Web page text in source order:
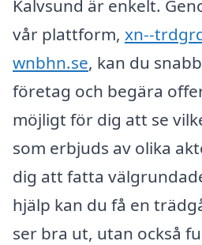
Kalvsund är enkelt.
vår plattform, xn--
wnbhn.se, kan du
företag och begära
möjligt för dig att se
som erbjuds av olika
dig att fatta
hjälp kan du få en
ser bra ut, utan också